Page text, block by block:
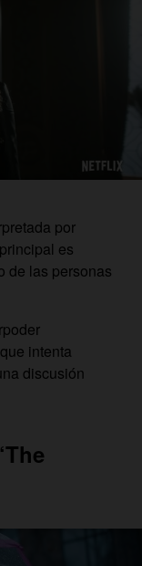
por
es
de las personas
intenta
discusión